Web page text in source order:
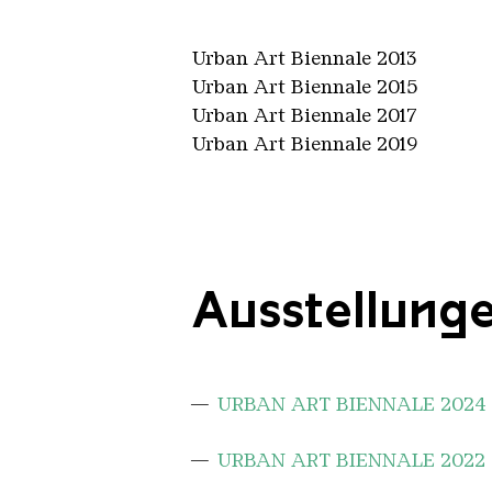
Urban Art Biennale 2013
Urban Art Biennale 2015
Urban Art Biennale 2017
Urban Art Biennale 2019
URBAN ART BIENNALE 2024
URBAN ART BIENNALE 2022